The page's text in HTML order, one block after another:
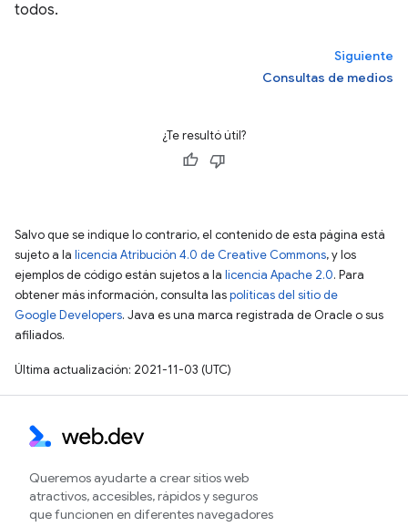
todos.
Siguiente
Consultas de medios
¿Te resultó útil?
Salvo que se indique lo contrario, el contenido de esta página está
sujeto a la licencia Atribución 4.0 de Creative Commons, y los
ejemplos de código están sujetos a la licencia Apache 2.0. Para
obtener más información, consulta laspolíticas del sitio de
Google Developers. Java es una marca registrada de Oracle o sus
afiliados.
Última actualización: 2021-11-03 (UTC)
Queremos ayudarte a crear sitios web
atractivos, accesibles, rápidos y seguros
que funcionen en diferentes navegadores